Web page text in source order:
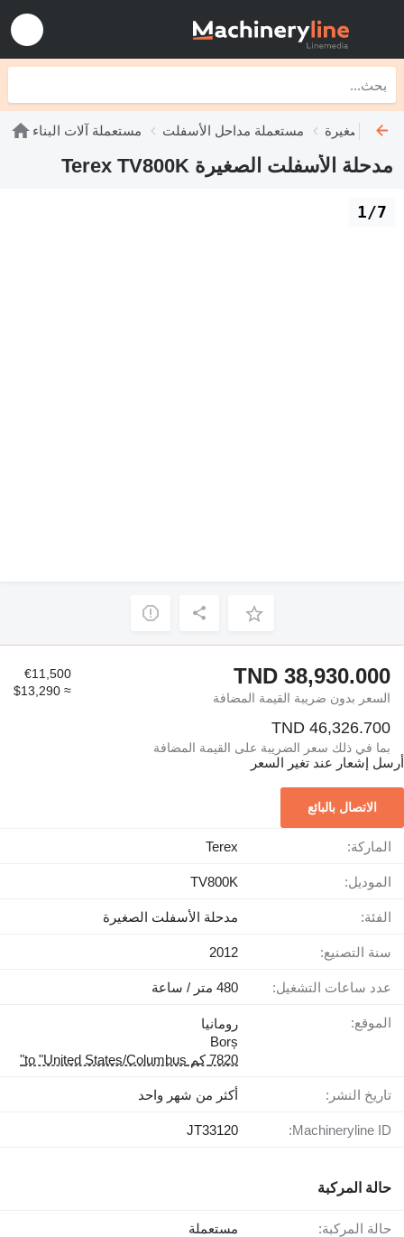
مستعملة آلات البناء مستعملة مداحل الأسفلت الصغيرة
مدحلة الأسفلت الصغيرة Terex TV800K
1/7
TND 38,930.000
السعر بدون ضريبة القيمة المضافة
€11,500
≈ $13,290
TND 46,326.700
بما في ذلك سعر الضريبة على القيمة المضافة
أرسل إشعار عند تغير السعر
الاتصال بالبائع
الماركة: Terex
الموديل: TV800K
الفئة: مدحلة الأسفلت الصغيرة
سنة التصنيع: 2012
عدد ساعات التشغيل: 480 متر / ساعة
الموقع:
رومانيا
Borș
7820 كم to "United States/Columbus"
تاريخ النشر: أكثر من شهر واحد
Machineryline ID:
JT33120
حالة المركبة
حالة المركبة: مستعملة